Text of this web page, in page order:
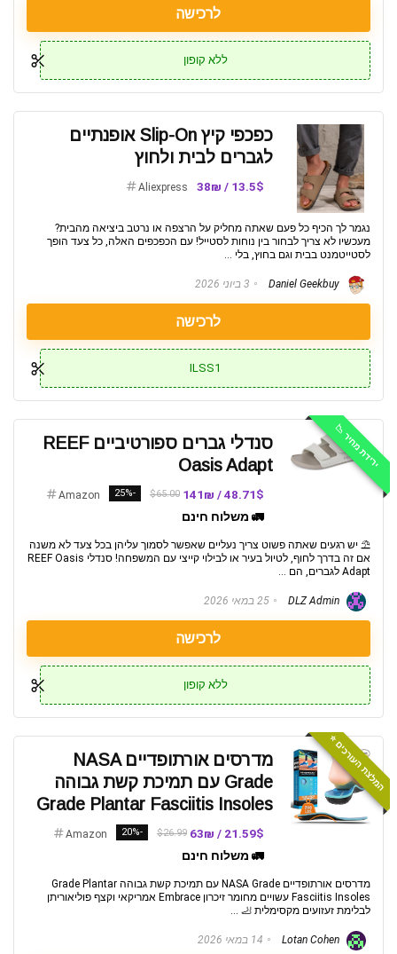
לרכישה
ללא קופון
כפכפי קיץ Slip-On אופנתיים
לגברים לבית ולחוץ
13.5$ / 38₪
Aliexpress
נגמר לך הכיף כל פעם שאתה מחליק על הרצפה או נרטב ביציאה מהבית?
מעכשיו לא צריך לבחור בין נוחות לסטייל! עם הכפכפים האלה, כל צעד הופך
לסטייטמנט בבית וגם בחוץ, בלי ...
3 ביוני 2026
לרכישה
ILSS1
ירידת מחיר 📉
סנדלי גברים ספורטיביים REEF
Oasis Adapt
48.71$ / 141₪
$65.00
-25%
Amazon
🚛 משלוח חינם
⛱️ יש רגעים שאתה פשוט צריך נעליים שאפשר לסמוך עליהן בכל צעד לא משנה
אם זה בדרך לחוף, לטיול בעיר או לבילוי קייצי עם המשפחה! סנדלי REEF Oasis
Adapt לגברים, הם ...
25 במאי 2026
לרכישה
ללא קופון
המלצת העורכים ⭐️
מדרסים אורתופדיים NASA
Grade עם תמיכת קשת גבוהה
Grade Plantar Fasciitis Insoles
21.59$ / 63₪
$26.99
-20%
Amazon
🚛 משלוח חינם
מדרסים אורתופדיים NASA Grade עם תמיכת קשת גבוהה Grade Plantar
Fasciitis Insoles עשויים מחומר זיכרון Embrace אמריקאי וקצף פוליאוריתן
לבלימת זעזועים מקסימלית 🦶 ...
14 במאי 2026